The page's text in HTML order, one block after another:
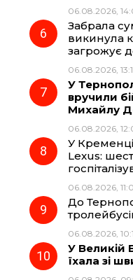
06.08.2026,
Забрала
викинула
загрожує
06.08.2026,
У
вручили
Михайлу
06.08.2026,
У Кременці
Lexus:
06.08.2026,
До
06.08.2026,
У Великій
їхала зі